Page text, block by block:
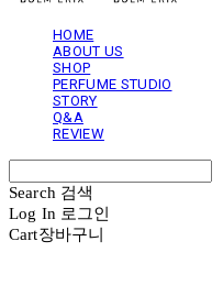
HOME
ABOUT US
SHOP
PERFUME STUDIO
STORY
Q&A
REVIEW
Search 검색
Log In 로그인
Cart장바구니